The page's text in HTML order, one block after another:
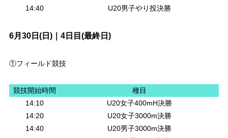
14:40
U20男子やり投決勝
6月30日(日)｜4日目(最終日)
①フィールド競技
競技開始時間
種目
14:10
U20女子400mH決勝
14:20
U20女子3000m決勝
14:40
U20男子3000m決勝